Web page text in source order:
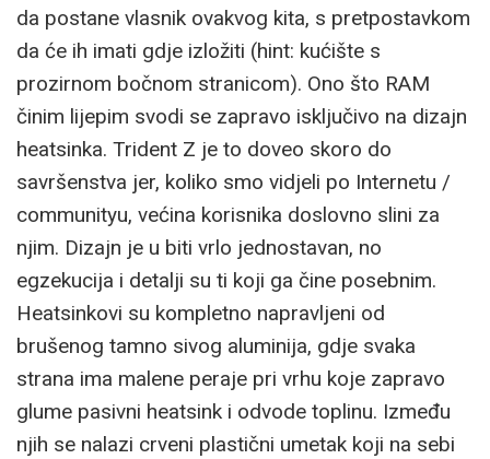
da postane vlasnik ovakvog kita, s pretpostavkom
da će ih imati gdje izložiti (hint: kućište s
prozirnom bočnom stranicom). Ono što RAM
činim lijepim svodi se zapravo isključivo na dizajn
heatsinka. Trident Z je to doveo skoro do
savršenstva jer, koliko smo vidjeli po Internetu /
communityu, većina korisnika doslovno slini za
njim. Dizajn je u biti vrlo jednostavan, no
egzekucija i detalji su ti koji ga čine posebnim.
Heatsinkovi su kompletno napravljeni od
brušenog tamno sivog aluminija, gdje svaka
strana ima malene peraje pri vrhu koje zapravo
glume pasivni heatsink i odvode toplinu. Između
njih se nalazi crveni plastični umetak koji na sebi